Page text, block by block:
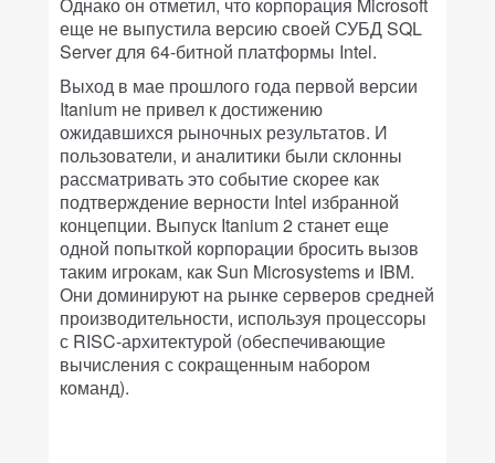
еще не выпустила версию своей СУБД SQL
Server для 64-битной платформы Intel.
Выход в мае прошлого года первой версии
Itanium не привел к достижению
ожидавшихся рыночных результатов. И
пользователи, и аналитики были склонны
рассматривать это событие скорее как
подтверждение верности Intel избранной
концепции. Выпуск Itanium 2 станет еще
одной попыткой корпорации бросить вызов
таким игрокам, как Sun Microsystems и IBM.
Они доминируют на рынке серверов средней
производительности, используя процессоры
с RISC-архитектурой (обеспечивающие
вычисления с сокращенным набором
команд).